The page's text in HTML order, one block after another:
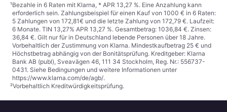
¹Bezahle in 6 Raten mit Klarna, * APR 13,27 %. Eine Anzahlung kann
erforderlich sein. Zahlungsbeispiel für einen Kauf von 1000 € in 6 Raten:
5 Zahlungen von 172,81€ und die letzte Zahlung von 172,79 €. Laufzeit:
6 Monate. TIN 13,27% APR 13,27 %. Gesamtbetrag: 1036,84 €. Zinsen:
36,84 €. Gilt nur für in Deutschland lebende Personen über 18 Jahre.
Vorbehaltlich der Zustimmung von Klarna. Mindestkaufbetrag 25 € und
Höchstbetrag abhängig von der Bonitätsprüfung. Kreditgeber: Klarna
Bank AB (publ), Sveavägen 46, 111 34 Stockholm, Reg. Nr.: 556737-
0431. Siehe Bedingungen und weitere Informationen unter
https://www.klarna.com/de/agb/.
²Vorbehaltlich Kreditwürdigkeitsprüfung.